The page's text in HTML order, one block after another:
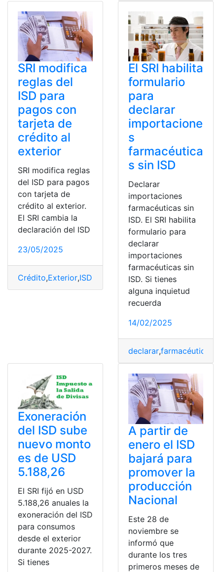
SRI modifica
reglas del
ISD para
pagos con
tarjeta de
crédito al
exterior
SRI modifica reglas
del ISD para pagos
con tarjeta de
crédito al exterior.
El SRI cambia la
declaración del ISD
23/05/2025
Crédito,Exterior,ISD Pagos Reglas
El SRI habilita
formulario
para
declarar
importacione
s
farmacéutica
s sin ISD
Declarar
importaciones
farmacéuticas sin
ISD. El SRI habilita
formulario para
declarar
importaciones
farmacéuticas sin
ISD. Si tienes
alguna inquietud
recuerda
14/02/2025
declarar,farmacéuticas
Exoneración
del ISD sube
nuevo monto
es de USD
5.188,26
El SRI fijó en USD
5.188,26 anuales la
exoneración del ISD
para consumos
desde el exterior
durante 2025-2027.
Si tienes
A partir de
enero el ISD
bajará para
promover la
producción
Nacional
Este 28 de
noviembre se
informó que
durante los tres
primeros meses de